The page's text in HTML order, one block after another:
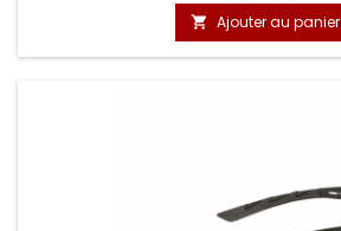
 Ajouter au panier